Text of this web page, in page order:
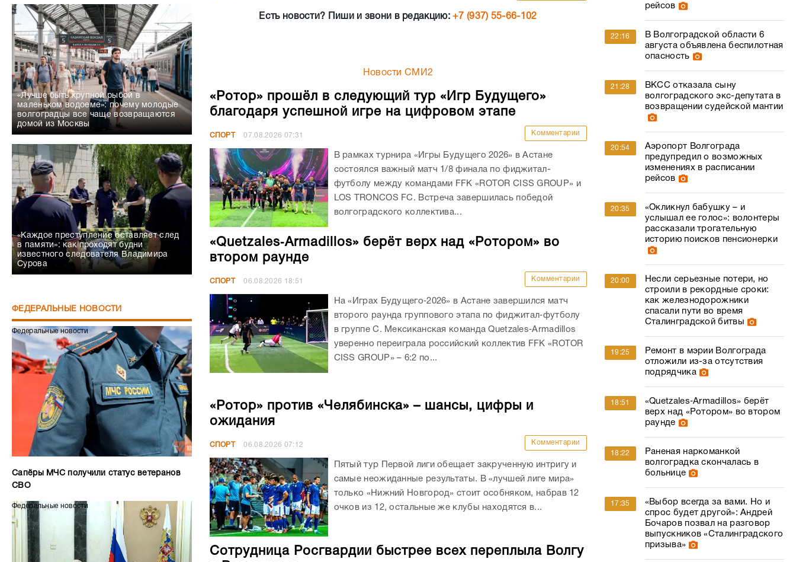
«Лучше быть крупной рыбой в
маленьком водоеме»: почему молодые
волгоградцы все чаще возвращаются
домой из Москвы
«Каждое преступление оставляет след
в памяти»: как проходят будни
известного следователя Владимира
Сурова
ФЕДЕРАЛЬНЫЕ НОВОСТИ
Федеральные новости
Сапёры МЧС получили статус ветеранов
СВО
Федеральные новости
Есть новости? Пиши и звони в редакцию:+7 (937) 55-66-102
Новости СМИ2
«Ротор» прошёл в следующий тур «Игр Будущего»
благодаря успешной игре на цифровом этапе
СПОРТ 07.08.2026 07:31 Комментарии
В рамках турнира «Игры Будущего 2026» в Астане
состоялся важный матч 1/8 финала по фиджитал-
футболу между командами FFK «ROTOR CISS GROUP» и
LOS TRONCOS FC. Встреча завершилась победой
волгоградского коллектива...
«Quetzales‑Armadillos» берёт верх над «Ротором» во
втором раунде
СПОРТ 06.08.2026 18:51 Комментарии
На «Играх Будущего‑2026» в Астане завершился матч
второго раунда группового этапа по фиджитал‑футболу
в группе C. Мексиканская команда Quetzales‑Armadillos
уверенно переиграла российский коллектив FFK «ROTOR
CISS GROUP» – 6:2 по...
«Ротор» против «Челябинска» – шансы, цифры и
ожидания
СПОРТ 06.08.2026 07:12 Комментарии
Пятый тур Первой лиги обещает закрученную интригу и
самые неожиданные результаты. В «лучшей лиге мира»
только «Нижний Новгород» стоит особняком, набрав 12
очков из 12, остальные же клубы находятся в...
Сотрудница Росгвардии быстрее всех переплыла Волгу
рейсов
22:16
В Волгоградской области 6
августа объявлена беспилотная
опасность
21:28
ВКСС отказала сыну
волгоградского экс-депутата в
возвращении судейской мантии
20:54
Аэропорт Волгограда
предупредил о возможных
изменениях в расписании
рейсов
20:35
«Окликнул бабушку – и
услышал ее голос»: волонтеры
рассказали трогательную
историю поисков пенсионерки
20:00
Несли серьезные потери, но
строили в рекордные сроки:
как железнодорожники
спасали пути во время
Сталинградской битвы
19:25
Ремонт в мэрии Волгограда
отложили из-за отсутствия
подрядчика
18:51
«Quetzales‑Armadillos» берёт
верх над «Ротором» во втором
раунде
18:22
Раненая наркоманкой
волгоградка скончалась в
больнице
17:35
«Выбор всегда за вами. Но и
спрос будет другой»: Андрей
Бочаров позвал на разговор
выпускников «Сталинградского
призыва»